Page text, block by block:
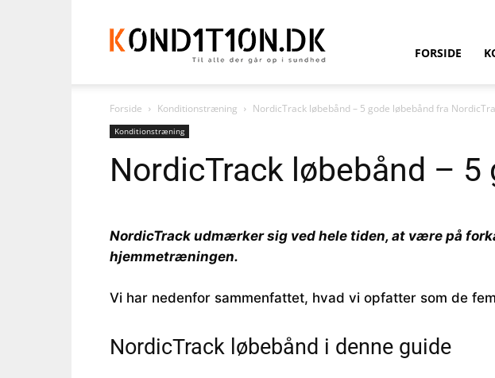
FORSIDE
Forside Konditionstræning NordicTrack løbebånd – 5 gode løbebånd fra
Konditionstræning
NordicTrack løbebånd –
NordicTrack udmærker sig ved hele tiden, at være på
hjemmetræningen.
Vi har nedenfor sammenfattet, hvad vi opfatter som de
NordicTrack løbebånd i denne guide